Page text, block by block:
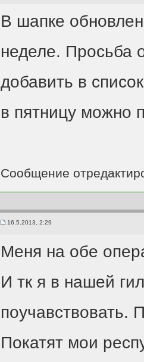
В шапке
неделе. Просьба
добавить в
в пятницу можно
Сообщение
16.5.2013, 2:29
Меня на обе
И тк я в нашей
поучавствовать.
Покатят мои